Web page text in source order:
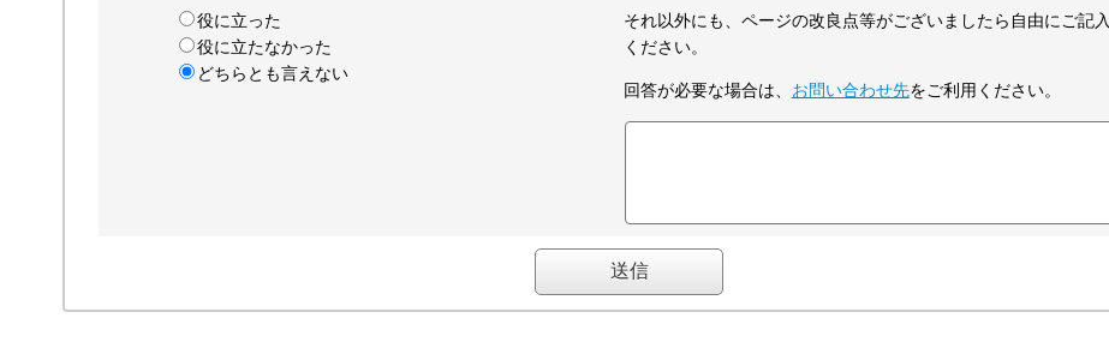
役に立った
役に立たなかった
どちらとも言えない
それ以外にも、ページの改良点等がございましたら自由にご記入
ください。
回答が必要な場合は、 お問い合わせ先をご利用ください。